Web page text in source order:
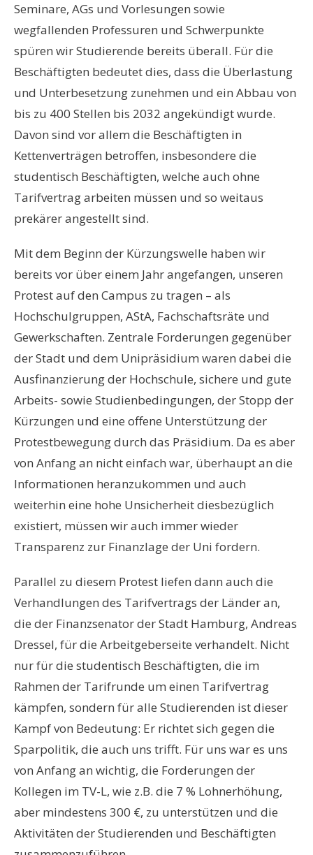
Seminare, AGs und Vorlesungen sowie
wegfallenden Professuren und Schwerpunkte
spüren wir Studierende bereits überall. Für die
Beschäftigten bedeutet dies, dass die Überlastung
und Unterbesetzung zunehmen und ein Abbau von
bis zu 400 Stellen bis 2032 angekündigt wurde.
Davon sind vor allem die Beschäftigten in
Kettenverträgen betroffen, insbesondere die
studentisch Beschäftigten, welche auch ohne
Tarifvertrag arbeiten müssen und so weitaus
prekärer angestellt sind.
Mit dem Beginn der Kürzungswelle haben wir
bereits vor über einem Jahr angefangen, unseren
Protest auf den Campus zu tragen – als
Hochschulgruppen, AStA, Fachschaftsräte und
Gewerkschaften. Zentrale Forderungen gegenüber
der Stadt und dem Unipräsidium waren dabei die
Ausfinanzierung der Hochschule, sichere und gute
Arbeits- sowie Studienbedingungen, der Stopp der
Kürzungen und eine offene Unterstützung der
Protestbewegung durch das Präsidium. Da es aber
von Anfang an nicht einfach war, überhaupt an die
Informationen heranzukommen und auch
weiterhin eine hohe Unsicherheit diesbezüglich
existiert, müssen wir auch immer wieder
Transparenz zur Finanzlage der Uni fordern.
Parallel zu diesem Protest liefen dann auch die
Verhandlungen des Tarifvertrags der Länder an,
die der Finanzsenator der Stadt Hamburg, Andreas
Dressel, für die Arbeitgeberseite verhandelt. Nicht
nur für die studentisch Beschäftigten, die im
Rahmen der Tarifrunde um einen Tarifvertrag
kämpfen, sondern für alle Studierenden ist dieser
Kampf von Bedeutung: Er richtet sich gegen die
Sparpolitik, die auch uns trifft. Für uns war es uns
von Anfang an wichtig, die Forderungen der
Kollegen im TV-L, wie z.B. die 7 % Lohnerhöhung,
aber mindestens 300 €, zu unterstützen und die
Aktivitäten der Studierenden und Beschäftigten